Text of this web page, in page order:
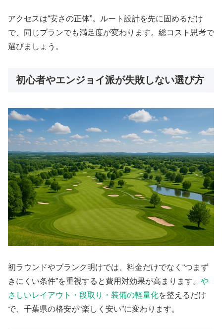
アクセスは“安さの正体”。ルート設計を先に固めるだけ
で、同じプランでも満足度が変わります。総コスト思考で
選びましょう。
初心者やエンジョイ派が失敗しない選び方
初ラウンドやブランク明けでは、料金だけでなく“つまず
きにくい条件”を重視すると費用対効果が高まります。 や
さしいレイアウト・段取り・装備の軽量化を整えるだけ
で、千葉県の格安が“楽しく安い”に変わります。